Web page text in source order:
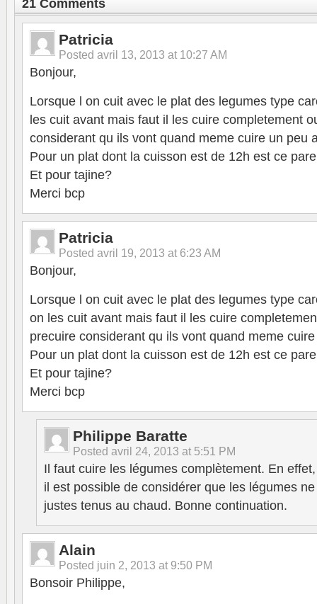
21 Comments
Patricia
Posted avril 13, 2013 at 10:27 AM
Bonjour,
Lorsque l on cuit avec le plat des legumes type
les cuit avant mais faut il les cuire completement
considerant qu ils vont quand meme cuire un peu
Pour un plat dont la cuisson est de 12h est ce
Et pour tajine?
Merci bcp
Patricia
Posted avril 19, 2013 at 6:23 AM
Bonjour,
Lorsque l on cuit avec le plat des legumes type
on les cuit avant mais faut il les cuire
precuire considerant qu ils vont quand meme
Pour un plat dont la cuisson est de 12h est ce
Et pour tajine?
Merci bcp
Philippe Baratte
Posted avril 24, 2013 at 5:51 PM
Il faut cuire les légumes complètement. En
il est possible de considérer que les légumes
justes tenus au chaud. Bonne continuation.
Alain
Posted juin 2, 2013 at 9:50 PM
Bonsoir Philippe,